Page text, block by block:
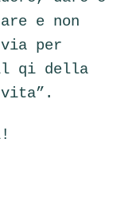
e non
per
il qi della